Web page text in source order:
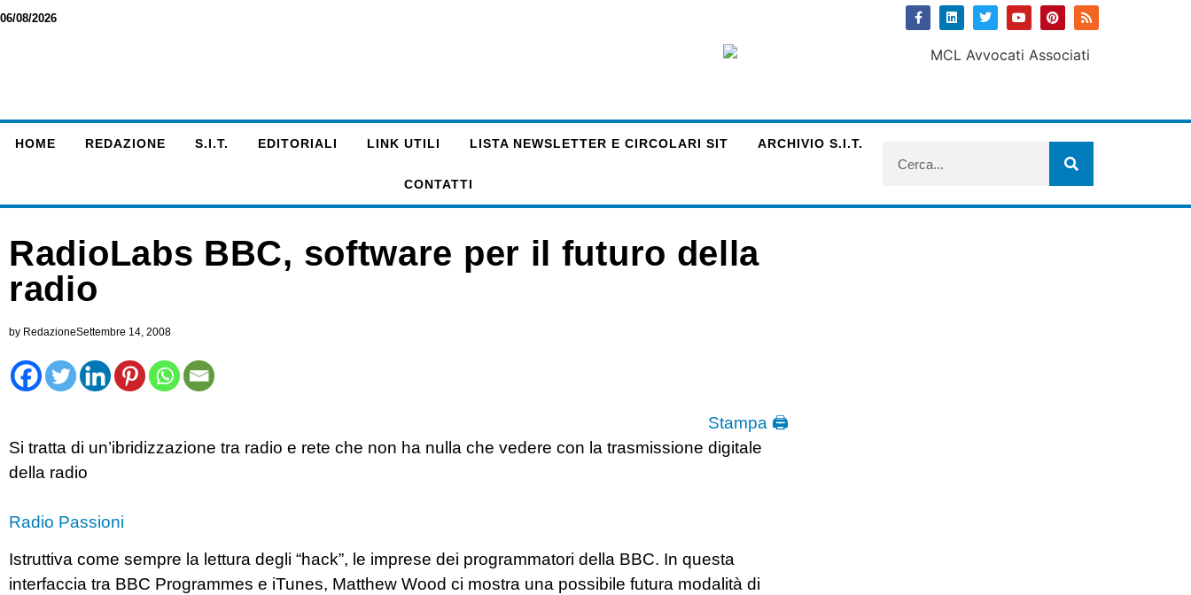
06/08/2026
HOME REDAZIONE S.I.T. EDITORIALI LINK UTILI LISTA NEWSLETTER E CIRCOLARI SIT ARCHIVIO S.I.T.
CONTATTI
RadioLabs BBC, software per il futuro della
radio
by RedazioneSettembre 14, 2008
Stampa 🖨
Si tratta di un’ibridizzazione tra radio e rete che non ha nulla che vedere con la trasmissione digitale
della radio
Radio Passioni
Istruttiva come sempre la lettura degli “hack”, le imprese dei programmatori della BBC. In questa
interfaccia tra BBC Programmes e iTunes, Matthew Wood ci mostra una possibile futura modalità di